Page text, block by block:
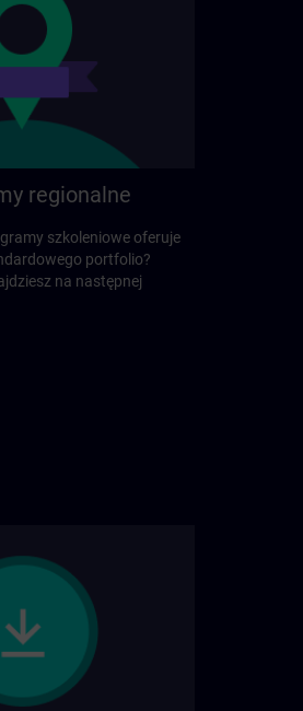
regionalne
szkoleniowe oferuje
portfolio?
na następnej